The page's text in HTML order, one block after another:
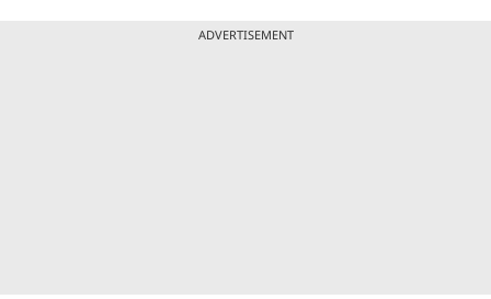
ADVERTISEMENT